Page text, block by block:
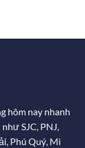
hôm nay nhanh
SJC, PNJ,
Phú Quý, Mi